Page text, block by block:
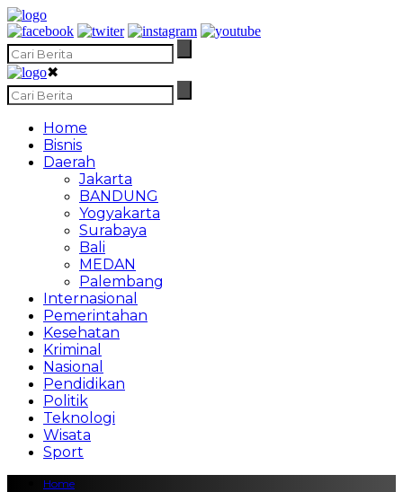
✖
Home
Bisnis
Daerah
Jakarta
BANDUNG
Yogyakarta
Surabaya
Bali
MEDAN
Palembang
Internasional
Pemerintahan
Kesehatan
Kriminal
Nasional
Pendidikan
Politik
Teknologi
Wisata
Sport
Home